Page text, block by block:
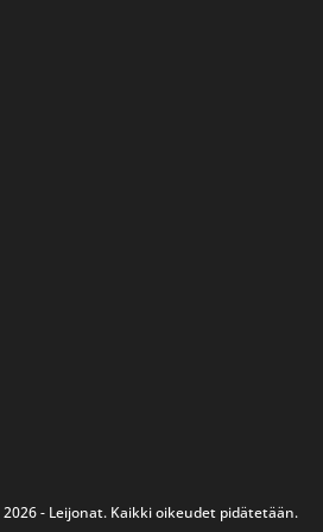
- Leijonat. Kaikki oikeudet pidätetään.